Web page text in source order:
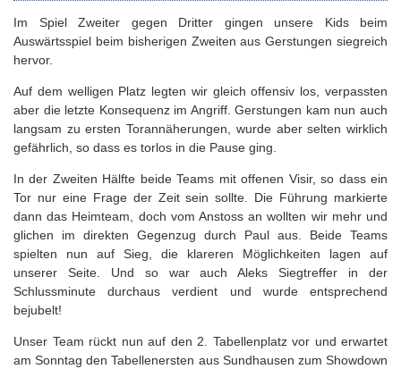
Im Spiel Zweiter gegen Dritter gingen unsere Kids beim
Auswärtsspiel beim bisherigen Zweiten aus Gerstungen siegreich
hervor.
Auf dem welligen Platz legten wir gleich offensiv los, verpassten
aber die letzte Konsequenz im Angriff. Gerstungen kam nun auch
langsam zu ersten Torannäherungen, wurde aber selten wirklich
gefährlich, so dass es torlos in die Pause ging.
In der Zweiten Hälfte beide Teams mit offenen Visir, so dass ein
Tor nur eine Frage der Zeit sein sollte. Die Führung markierte
dann das Heimteam, doch vom Anstoss an wollten wir mehr und
glichen im direkten Gegenzug durch Paul aus. Beide Teams
spielten nun auf Sieg, die klareren Möglichkeiten lagen auf
unserer Seite. Und so war auch Aleks Siegtreffer in der
Schlussminute durchaus verdient und wurde entsprechend
bejubelt!
Unser Team rückt nun auf den 2. Tabellenplatz vor und erwartet
am Sonntag den Tabellenersten aus Sundhausen zum Showdown